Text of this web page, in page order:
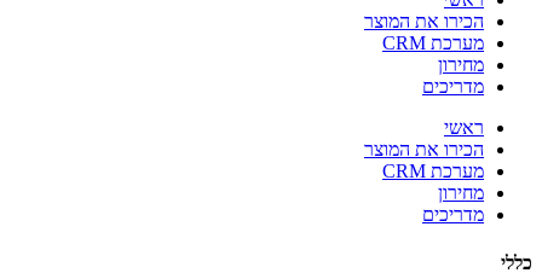
הכירו את המוצר
מערכת CRM
מחירון
מדריכים
ראשי
הכירו את המוצר
מערכת CRM
מחירון
מדריכים
כללי